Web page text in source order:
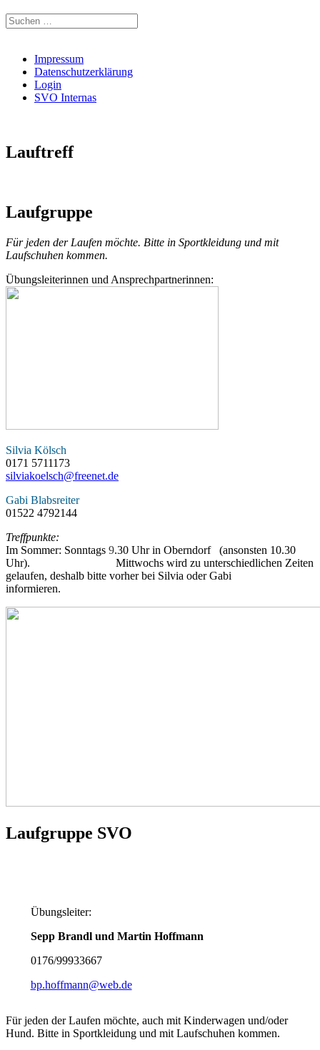
Suchen
nach:
Impressum
Datenschutzerklärung
Login
SVO Internas
Lauftreff
Laufgruppe
Für jeden der Laufen möchte. Bitte in Sportkleidung und mit
Laufschuhen kommen.
Übungsleiterinnen und Ansprechpartnerinnen:
Silvia Kölsch
0171 5711173
silviakoelsch@freenet.de
Gabi Blabsreiter
01522 4792144
Treffpunkte:
Im Sommer: Sonntags 9.30 Uhr in Oberndorf (ansonsten 10.30
Uhr). Mittwochs wird zu unterschiedlichen Zeiten
gelaufen, deshalb bitte vorher bei Silvia oder Gabi
informieren.
Laufgruppe SVO
Übungsleiter:
Sepp Brandl und Martin Hoffmann
0176/99933667
bp.hoffmann@web.de
Für jeden der Laufen möchte, auch mit Kinderwagen und/oder
Hund. Bitte in Sportkleidung und mit Laufschuhen kommen.